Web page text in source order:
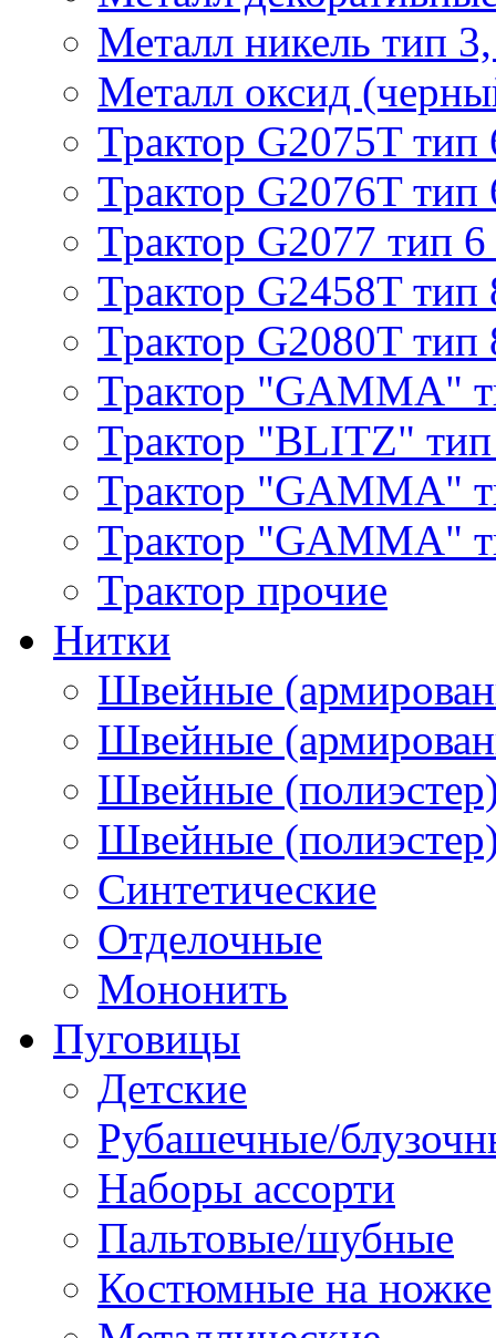
Металл никель тип
Металл оксид
Трактор G2075T тип
Трактор G2076T тип
Трактор G2077 тип 6
Трактор G2458T тип
Трактор G2080T тип
Трактор "GAMMA"
Трактор "BLITZ"
Трактор "GAMMA"
Трактор "GAMMA"
Трактор прочие
Нитки
Швейные
Швейные
Швейные
Швейные
Синтетические
Отделочные
Мононить
Пуговицы
Детские
Рубашечные/
Наборы ассорти
Пальтовые/шубные
Костюмные на ножке